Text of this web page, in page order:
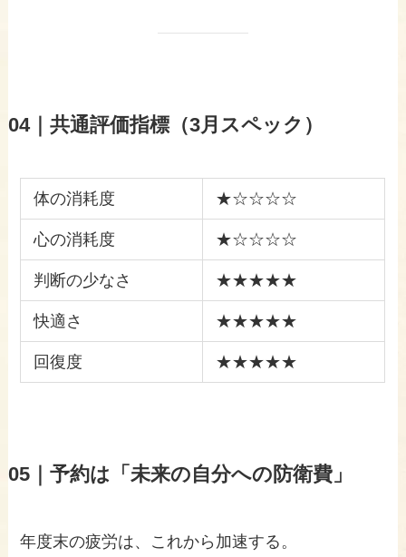
04｜ 共通評価指標（3月スペック）
体の消耗度 ★☆☆☆☆
心の消耗度 ★☆☆☆☆
判断の少なさ ★★★★★
快適さ ★★★★★
回復度 ★★★★★
05｜ 予約は「未来の自分への防衛費」
年度末の疲労は、これから加速する。